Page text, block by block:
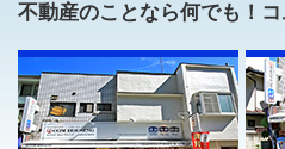
不動産のことなら何でも！